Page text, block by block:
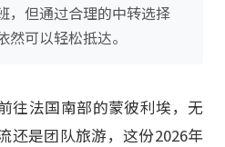
，但通过合理的中转选择
可以轻松抵达。
往法国南部的蒙彼利埃，无
还是团队旅游，这份2026年